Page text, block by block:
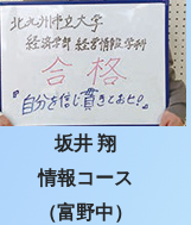
坂井 翔
情報コース
（富野中）